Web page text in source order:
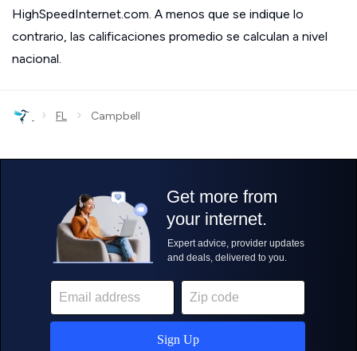
HighSpeedInternet.com. A menos que se indique lo
contrario, las calificaciones promedio se calculan a nivel
nacional.
› FL › Campbell